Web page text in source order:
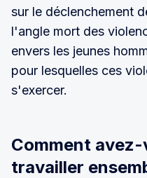
sur le déclenchement
l'angle mort des
envers les jeunes
pour lesquelles ces
s'exercer.
Comment
travailler